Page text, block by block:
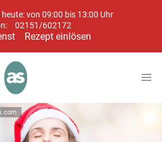
von 09:00 bis 13:00 Uhr
02151/602172
Rezept einlösen